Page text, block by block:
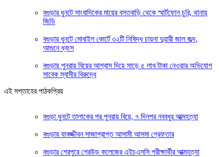
বগুড়ার ধুনটে সাংবাদিকের মায়ের বসতবাড়ি থেকে স্মার্টফোন চুরি, থানায়
জিডি
বগুড়ার ধুনটে মোবাইল কোর্টে ৩২টি নিষিদ্ধ চায়না দুয়ারী জাল জব্দ,
আগুনে ধ্বংস
বগুড়ায় পুনরায় বিয়ের আশ্বাস দিয়ে সাড়ে ৫ লাখ টাকা নেওয়ার অভিযোগ
সাবেক স্বামীর বিরুদ্ধে
এই সপ্তাহের পাঠকপ্রিয়
বগুড়া ধুনটে তালাকের পর পুনরায় বিয়ে, ৭ দিনপর নববধুর আত্মহত্যা
বগুড়ায় যাবজ্জীবন সাজাপ্রাপ্ত আসামী আসমা গ্রেফতার
বগুড়ার শেরপুরে শেরউড কলেজের এইচএসসি পরীক্ষার্থীর আত্মহত্যা